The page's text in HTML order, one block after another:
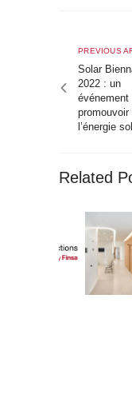
de
l’article
Previous
article
PREVIOUS
Solar
2022 : un
événement
promouvoir
l’énergie
Related